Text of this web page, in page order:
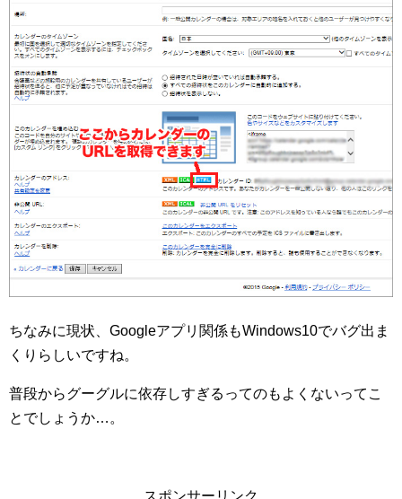
ちなみに現状、Googleアプリ関係もWindows10でバグ出ま
くりらしいですね。
普段からグーグルに依存しすぎるってのもよくないってこ
とでしょうか…。
スポンサーリンク